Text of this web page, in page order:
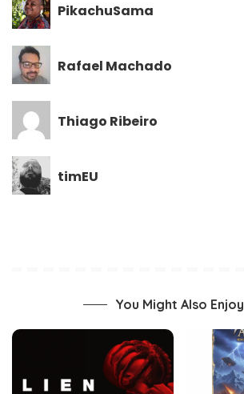
PikachuSama
Rafael Machado
Thiago Ribeiro
timEU
You Might Also Enjoy